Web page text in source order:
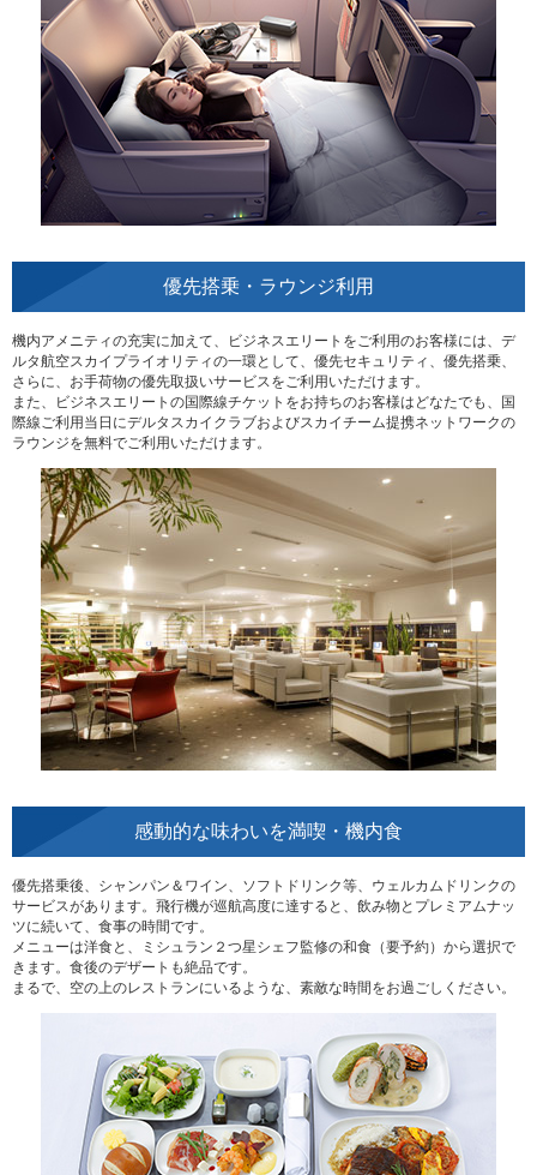
優先搭乗・ラウンジ利用
機内アメニティの充実に加えて、ビジネスエリートをご利用のお客様には、デ
ルタ航空スカイプライオリティの一環として、優先セキュリティ、優先搭乗、
さらに、お手荷物の優先取扱いサービスをご利用いただけます。
また、ビジネスエリートの国際線チケットをお持ちのお客様はどなたでも、国
際線ご利用当日にデルタスカイクラブおよびスカイチーム提携ネットワークの
ラウンジを無料でご利用いただけます。
感動的な味わいを満喫・機内食
優先搭乗後、シャンパン＆ワイン、ソフトドリンク等、ウェルカムドリンクの
サービスがあります。飛行機が巡航高度に達すると、飲み物とプレミアムナッ
ツに続いて、食事の時間です。
メニューは洋食と、ミシュラン２つ星シェフ監修の和食（要予約）から選択で
きます。食後のデザートも絶品です。
まるで、空の上のレストランにいるような、素敵な時間をお過ごしください。